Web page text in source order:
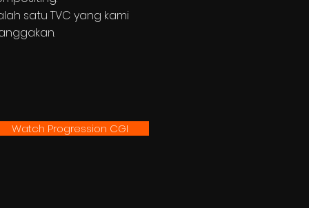
satu TVC yang kami
Watch Progression CGI